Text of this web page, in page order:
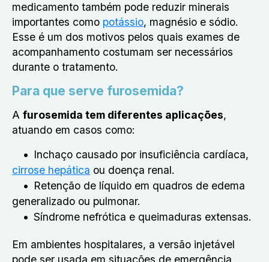
medicamento também pode reduzir minerais
importantes como potássio, magnésio e sódio.
Esse é um dos motivos pelos quais exames de
acompanhamento costumam ser necessários
durante o tratamento.
Para que serve furosemida?
A furosemida tem diferentes aplicações,
atuando em casos como:
Inchaço causado por insuficiência cardíaca,
cirrose hepática ou doença renal.
Retenção de líquido em quadros de edema
generalizado ou pulmonar.
Síndrome nefrótica e queimaduras extensas.
Em ambientes hospitalares, a versão injetável
pode ser usada em situações de emergência,